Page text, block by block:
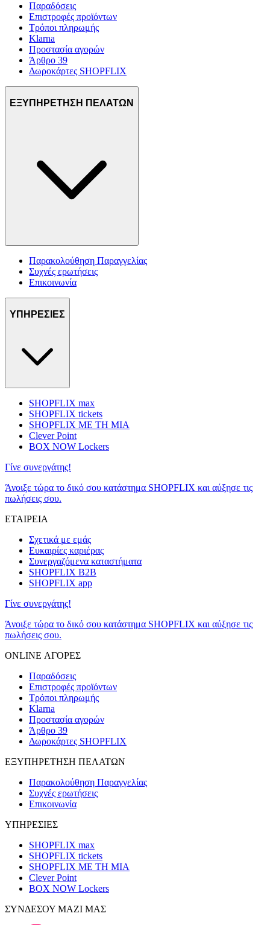
Παραδόσεις
Επιστροφές προϊόντων
Τρόποι πληρωμής
Klarna
Προστασία αγορών
Άρθρο 39
Δωροκάρτες SHOPFLIX
ΕΞΥΠΗΡΕΤΗΣΗ ΠΕΛΑΤΩΝ
Παρακολούθηση Παραγγελίας
Συχνές ερωτήσεις
Επικοινωνία
ΥΠΗΡΕΣΙΕΣ
SHOPFLIX max
SHOPFLIX tickets
SHOPFLIX ΜΕ ΤΗ ΜΙΑ
Clever Point
BOX NOW Lockers
Γίνε συνεργάτης!
Άνοιξε τώρα το δικό σου κατάστημα SHOPFLIX και αύξησε τις
πωλήσεις σου.
ΕΤΑΙΡΕΙΑ
Σχετικά με εμάς
Ευκαιρίες καριέρας
Συνεργαζόμενα καταστήματα
SHOPFLIX B2B
SHOPFLIX app
Γίνε συνεργάτης!
Άνοιξε τώρα το δικό σου κατάστημα SHOPFLIX και αύξησε τις
πωλήσεις σου.
ONLINE ΑΓΟΡΕΣ
Παραδόσεις
Επιστροφές προϊόντων
Τρόποι πληρωμής
Klarna
Προστασία αγορών
Άρθρο 39
Δωροκάρτες SHOPFLIX
ΕΞΥΠΗΡΕΤΗΣΗ ΠΕΛΑΤΩΝ
Παρακολούθηση Παραγγελίας
Συχνές ερωτήσεις
Επικοινωνία
ΥΠΗΡΕΣΙΕΣ
SHOPFLIX max
SHOPFLIX tickets
SHOPFLIX ΜΕ ΤΗ ΜΙΑ
Clever Point
BOX NOW Lockers
ΣΥΝΔΕΣΟΥ ΜΑΖΙ ΜΑΣ